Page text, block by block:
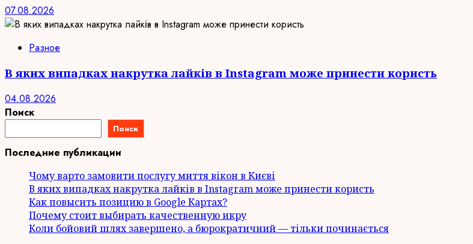
07.08.2026
Разное
В яких випадках накрутка лайків в Instagram може принести користь
04.08.2026
Поиск
Поиск
Последние публикации
Чому варто замовити послугу миття вікон в Києві
В яких випадках накрутка лайків в Instagram може принести користь
Как повысить позицию в Google Картах?
Почему стоит выбирать качественную икру
Коли бойовий шлях завершено, а бюрократичний — тільки починається